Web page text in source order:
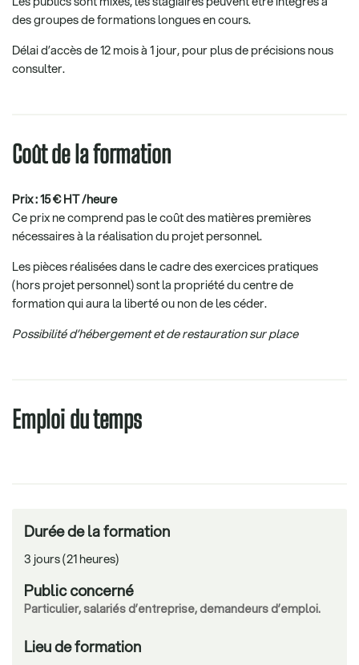
des groupes de formations longues en cours.
Délai d’accès de 12 mois à 1 jour, pour plus de précisions nous
consulter.
Coût de la formation
Prix : 15 € HT /heure
Ce prix ne comprend pas le coût des matières premières
nécessaires à la réalisation du projet personnel.
Les pièces réalisées dans le cadre des exercices pratiques
(hors projet personnel) sont la propriété du centre de
formation qui aura la liberté ou non de les céder.
Possibilité d’hébergement et de restauration sur place
Emploi du temps
Durée de la formation
3 jours (21 heures)
Public concerné
Particulier, salariés d’entreprise, demandeurs d’emploi.
Lieu de formation